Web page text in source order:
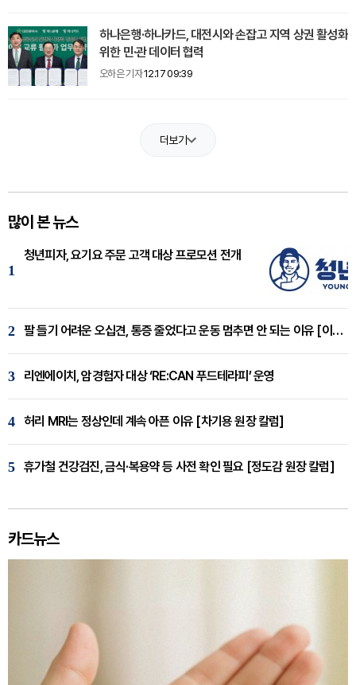
하나은행·하나카드, 대전시와 손잡고 지역 상권 활성화
위한 민·관 데이터 협력
오하은 기자12.17 09:39
더보기
많이 본 뉴스
1
청년피자, 요기요 주문 고객 대상 프로모션 전개
2 팔 들기 어려운 오십견, 통증 줄었다고 운동 멈추면 안 되는 이유 [이병욱 원장 칼럼]
3 리엔에이치, 암경험자 대상 ‘RE:CAN 푸드테라피’ 운영
4 허리 MRI는 정상인데 계속 아픈 이유 [차기용 원장 칼럼]
5 휴가철 건강검진, 금식·복용약 등 사전 확인 필요 [정도감 원장 칼럼]
카드뉴스